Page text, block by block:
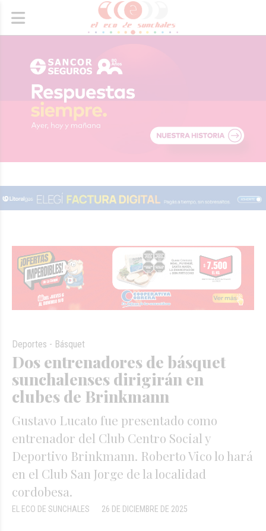
Dos entrenadores de básquet
sunchalenses dirigirán en
clubes de Brinkmann
Gustavo Lucato fue presentado como
entrenador del Club Centro Social y
Deportivo Brinkmann. Roberto Vico lo hará
en el Club San Jorge de la localidad
cordobesa.
Deportes - Básquet
26 DE DICIEMBRE DE 2025
EL ECO DE SUNCHALES